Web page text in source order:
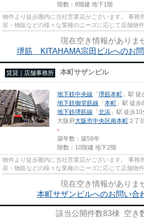
階数：8階建 地下1階
物件より徒歩圏内に当社営業店がございます。 事務
容・物販などの様々な業種のニーズに応じて店舗物
尚、弊社ではおとり広告は一切...
現在空き情報がありま
堺筋 KITAHAMA宗田ビルへのお
賃貸｜店舗事務所 本町サザンビル
地下鉄中央線 「堺筋本町 」駅 徒
地下鉄御堂筋線 「本町 」駅 徒歩
地下鉄堺筋線 「北浜 」駅 徒歩10
大阪府大阪市中央区南本町 ２丁
-
築年数：築58年
階数：10階建 地下2階
物件より徒歩圏内に当社営業店がございます。 事務
容・物販などの様々な業種のニーズに応じて店舗物
尚、弊社ではおとり広告は一切...
現在空き情報がありま
本町サザンビルへのお問い合
該当公開件数83棟 空き